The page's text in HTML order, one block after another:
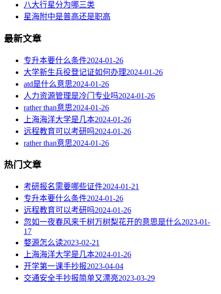
八大行星分为哪三类
星海附中是普高还是职高
最新文章
专升本要什么条件2024-01-26
大学新生兵役登记证如何办理2024-01-26
atd是什么意思2024-01-26
人力资源管理是冷门专业吗2024-01-26
rather than意思2024-01-26
上海海洋大学是几本2024-01-26
远程教育可以考研吗2024-01-26
rather than意思2024-01-26
热门文章
考研报名需要哪些证件2024-01-21
专升本要什么条件2024-01-26
远程教育可以考研吗2024-01-26
忽如一夜春风来千树万树梨花开的意思是什么2023-01-
17
婺源怎么读2023-02-21
上海海洋大学是几本2024-01-26
开学第一课手抄报2023-04-04
交通安全手抄报简单又漂亮2023-03-29